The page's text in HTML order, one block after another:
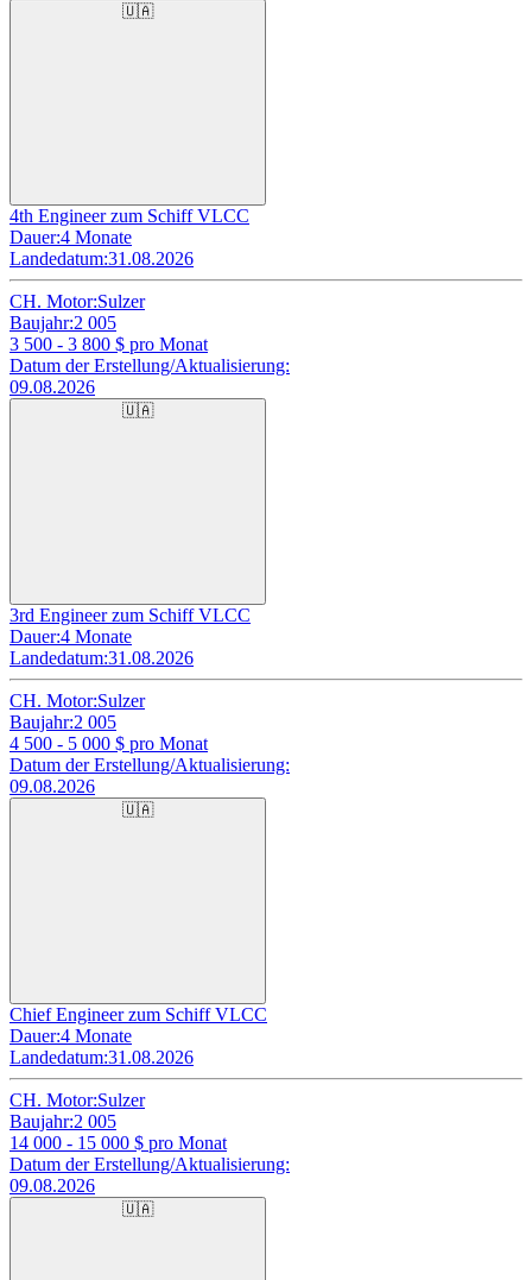
🇺🇦
4th Engineer zum Schiff VLCC
Dauer:4 Monate
Landedatum:31.08.2026
CH. Motor:Sulzer
Baujahr:2 005
3 500 - 3 800 $ pro Monat
Datum der Erstellung/Aktualisierung:
09.08.2026
🇺🇦
3rd Engineer zum Schiff VLCC
Dauer:4 Monate
Landedatum:31.08.2026
CH. Motor:Sulzer
Baujahr:2 005
4 500 - 5 000 $ pro Monat
Datum der Erstellung/Aktualisierung:
09.08.2026
🇺🇦
Chief Engineer zum Schiff VLCC
Dauer:4 Monate
Landedatum:31.08.2026
CH. Motor:Sulzer
Baujahr:2 005
14 000 - 15 000 $ pro Monat
Datum der Erstellung/Aktualisierung:
09.08.2026
🇺🇦